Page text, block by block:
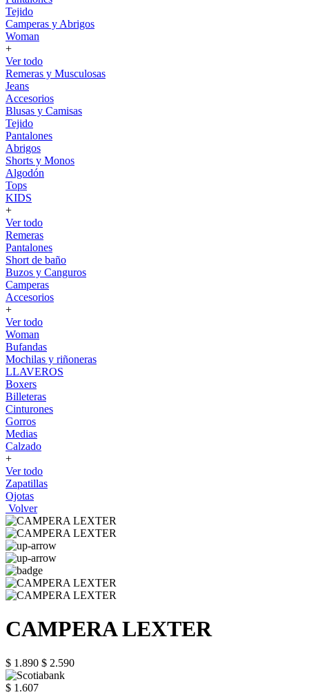
Tejido
Camperas y Abrigos
Woman
+
Ver todo
Remeras y Musculosas
Jeans
Accesorios
Blusas y Camisas
Tejido
Pantalones
Abrigos
Shorts y Monos
Algodón
Tops
KIDS
+
Ver todo
Remeras
Pantalones
Short de baño
Buzos y Canguros
Camperas
Accesorios
+
Ver todo
Woman
Bufandas
Mochilas y riñoneras
LLAVEROS
Boxers
Billeteras
Cinturones
Gorros
Medias
Calzado
+
Ver todo
Zapatillas
Ojotas
Volver
CAMPERA LEXTER
$ 1.890 $ 2.590
$ 1.607